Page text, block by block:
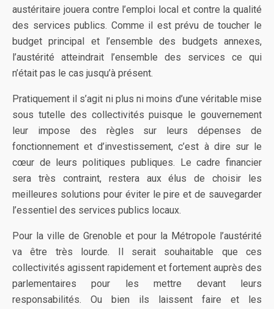
austéritaire jouera contre l’emploi local et contre la qualité
des services publics. Comme il est prévu de toucher le
budget principal et l’ensemble des budgets annexes,
l’austérité atteindrait l’ensemble des services ce qui
n’était pas le cas jusqu’à présent.
Pratiquement il s’agit ni plus ni moins d’une véritable mise
sous tutelle des collectivités puisque le gouvernement
leur impose des règles sur leurs dépenses de
fonctionnement et d’investissement, c’est à dire sur le
cœur de leurs politiques publiques. Le cadre financier
sera très contraint, restera aux élus de choisir les
meilleures solutions pour éviter le pire et de sauvegarder
l’essentiel des services publics locaux.
Pour la ville de Grenoble et pour la Métropole l’austérité
va être très lourde. Il serait souhaitable que ces
collectivités agissent rapidement et fortement auprès des
parlementaires pour les mettre devant leurs
responsabilités. Ou bien ils laissent faire et les